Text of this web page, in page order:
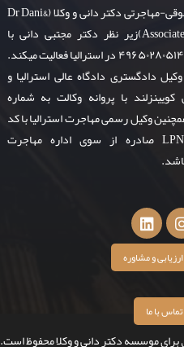
موسسه حقوقی-مهاجرتی دکتر دانی و وکلا (Dr Dani&
Associates Pty Ltd)زیر نظر دکتر مجتبی دانی با
شماره ثبت ۴۹۶۵۰۲۸۰۵۱۴ در استرالیا فعالیت میکند.
دادگستری دادگاه عالی استرالیا و
کویینزلند با پروانه وکالت به شماره
و همچنین وکیل رسمی مهاجرت استرالیا با کد
LPN 5515173 صادره از سوی اداره مهاجرت
موسسه دکتر دانی و وکلا محفوظ است.